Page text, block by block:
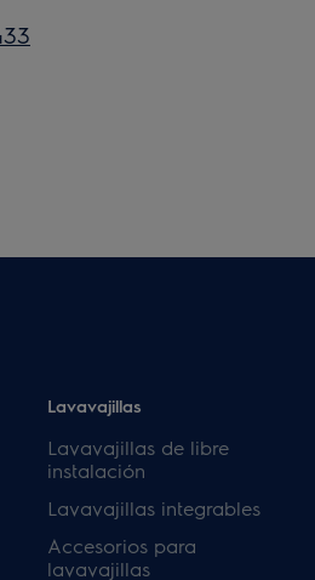
Lavavajillas
Lavavajillas de libre
instalación
Lavavajillas integrables
Accesorios para
lavavajillas